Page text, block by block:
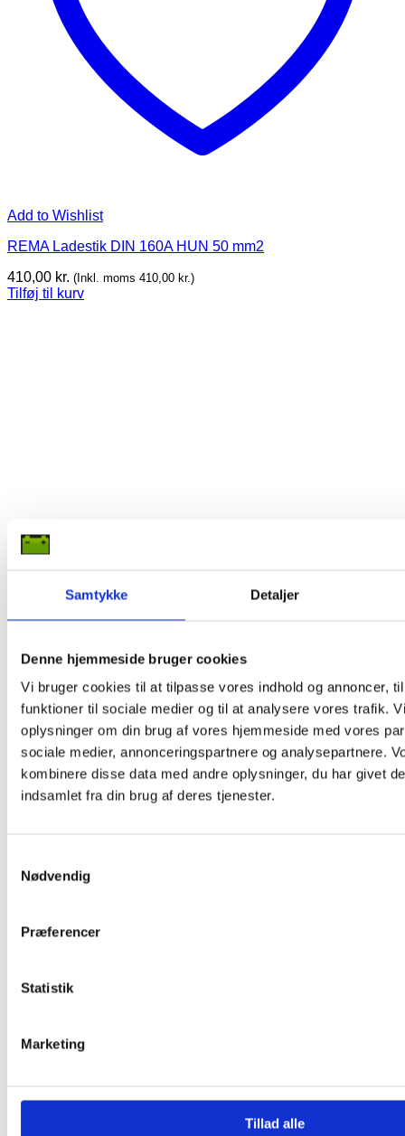
Samtykke Detaljer
Denne hjemmeside bruger cookies
Vi bruger cookies til at tilpasse vores indhold og annoncer,
funktioner til sociale medier og til at analysere vores trafik.
oplysninger om din brug af vores hjemmeside med vores
sociale medier, annonceringspartnere og analysepartnere.
kombinere disse data med andre oplysninger, du har givet
indsamlet fra din brug af deres tjenester.
Nødvendig
Præferencer
Statistik
Marketing
Tillad alle
Add to Wishlist
REMA Ladestik DIN 160A HUN 50 mm2
410,00 kr. (Inkl. moms 410,00 kr.)
Tilføj til kurv